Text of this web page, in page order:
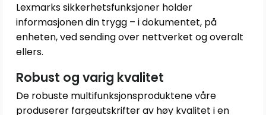
Lexmarks sikkerhetsfunksjoner holder
informasjonen din trygg – i dokumentet, på
enheten, ved sending over nettverket og overalt
ellers.
Robust og varig kvalitet
De robuste multifunksjonsproduktene våre
produserer fargeutskrifter av høy kvalitet i en